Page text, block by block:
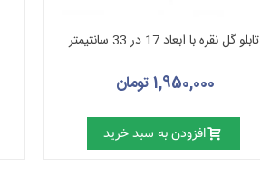
تابلو گل نقره با ابعاد 17 در 33 سانتیمتر
1,950,000 تومان
افزودن به سبد خرید